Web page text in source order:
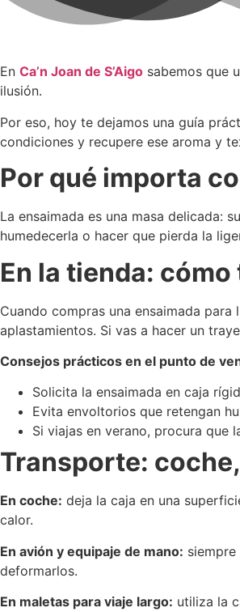
En Ca’n Joan de S’Aigo sabemos que
ilusión.
Por eso, hoy te dejamos una guía
condiciones y recupere ese aroma y
Por qué importa
La ensaimada es una masa delicada:
humedecerla o hacer que pierda la
En la tienda:
Cuando compras una ensaimada
aplastamientos. Si vas a hacer un
Consejos prácticos en el punto de
Solicita la ensaimada en caja
Evita envoltorios que retengan
Si viajas en verano, procura que
Transporte:
En coche: deja la caja en una
calor.
En avión y equipaje de mano:
deformarlos.
En maletas para viaje largo: utiliza la